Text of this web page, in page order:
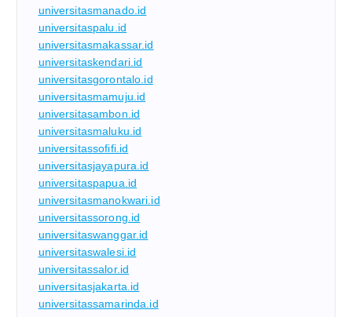
universitasmanado.id
universitaspalu.id
universitasmakassar.id
universitaskendari.id
universitasgorontalo.id
universitasmamuju.id
universitasambon.id
universitasmaluku.id
universitassofifi.id
universitasjayapura.id
universitaspapua.id
universitasmanokwari.id
universitassorong.id
universitaswanggar.id
universitaswalesi.id
universitassalor.id
universitasjakarta.id
universitassamarinda.id